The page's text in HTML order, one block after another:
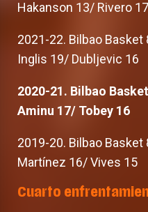
Hakanson 13/ Rivero 17
2021-22. Bilbao Basket
Inglis 19/ Dubljevic 16
2020-21. Bilbao
Aminu 17/ Tobey 16
2019-20. Bilbao Basket
Martínez 16/ Vives 15
Cuarto